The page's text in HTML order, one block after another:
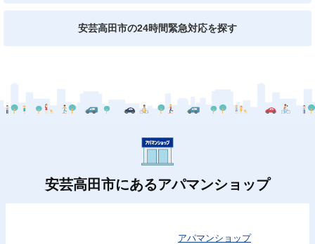
安芸高田市の24時間緊急対応を探す
安芸高田市にあるアパマンショップ
アパマンショップ